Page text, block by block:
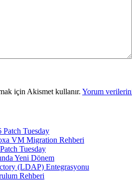
için Akismet kullanır. Yorum
Tuesday
VM Migration Rehberi
Tuesday
Yeni Dönem
(LDAP) Entegrasyonu
Rehberi